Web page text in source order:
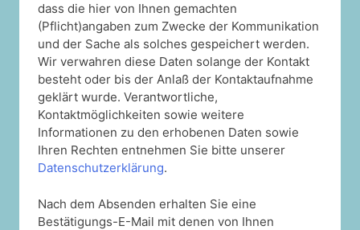
dass die hier von Ihnen gemachten
(Pflicht)angaben zum Zwecke der Kommunikation
und der Sache als solches gespeichert werden.
Wir verwahren diese Daten solange der Kontakt
besteht oder bis der Anlaß der Kontaktaufnahme
geklärt wurde. Verantwortliche,
Kontaktmöglichkeiten sowie weitere
Informationen zu den erhobenen Daten sowie
Ihren Rechten entnehmen Sie bitte unserer
Datenschutzerklärung.
Nach dem Absenden erhalten Sie eine
Bestätigungs-E-Mail mit denen von Ihnen